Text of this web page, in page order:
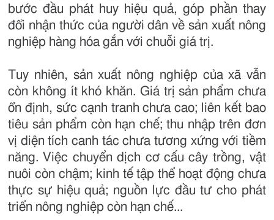
bước đầu phát huy hiệu quả, góp phần thay
đổi nhận thức của người dân về sản xuất nông
nghiệp hàng hóa gắn với chuỗi giá trị.
Tuy nhiên, sản xuất nông nghiệp của xã vẫn
còn không ít khó khăn. Giá trị sản phẩm chưa
ổn định, sức cạnh tranh chưa cao; liên kết bao
tiêu sản phẩm còn hạn chế; thu nhập trên đơn
vị diện tích canh tác chưa tương xứng với tiềm
năng. Việc chuyển dịch cơ cấu cây trồng, vật
nuôi còn chậm; kinh tế tập thể hoạt động chưa
thực sự hiệu quả; nguồn lực đầu tư cho phát
triển nông nghiệp còn hạn chế...